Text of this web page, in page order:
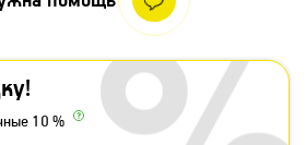
10 %